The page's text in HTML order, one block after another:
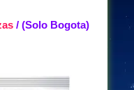
/ (Solo Bogota)